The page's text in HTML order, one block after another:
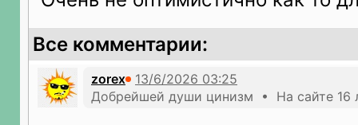
Все комментарии:
zorex
Добрейшей души цинизм • На сайте 16